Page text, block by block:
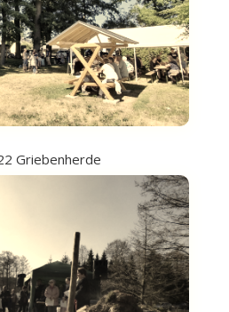
Griebenherde